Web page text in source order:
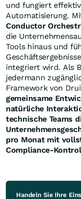
und fungiert
Automatisierung.
Conductor
die
Tools hinaus und
integriert wird. Als
jedermann
Framework von
gemeinsame
natürliche
technische Teams
pro Monat mit
Compliance-
Handeln Sie Ihre